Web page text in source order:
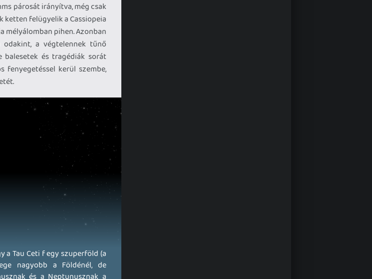
párosát irányítva, még csak
ketten felügyelik a Cassiopeia
mélyálomban pihen. Azonban
a végtelennek tűnő
balesetek és tragédiák sorát
fenyegetéssel kerül szembe,
Tau Ceti f egy szuperföld (a
nagyobb a Földénél, de
és a Neptunusznak a